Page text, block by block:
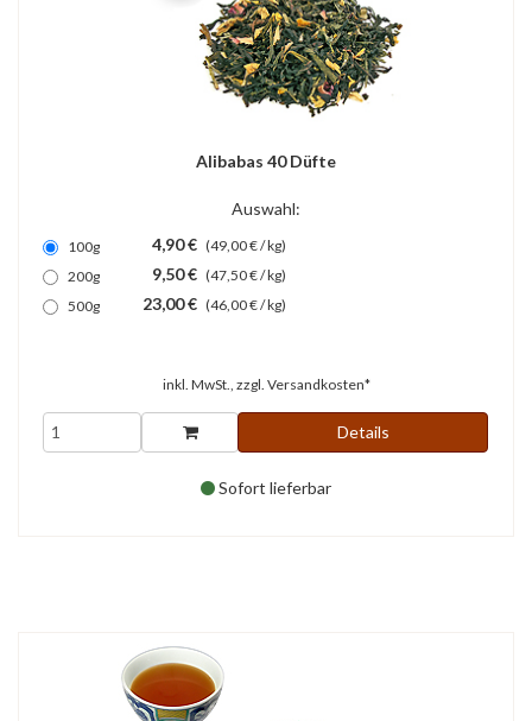
Alibabas 40 Düfte
Auswahl:
100g 4,90 € (49,00 € / kg)
200g
9,50 € (47,50 € / kg)
500g
23,00 € (46,00 € / kg)
inkl. MwSt., zzgl. Versandkosten*
Details
Sofort lieferbar